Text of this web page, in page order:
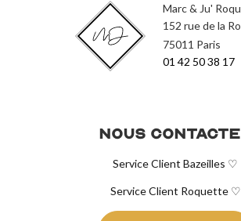
Marc & Ju'
152 rue de la
75011 Paris
01 42 50 38 17
Nous
Service Client Bazeilles ♡
Service Client Roquette ♡